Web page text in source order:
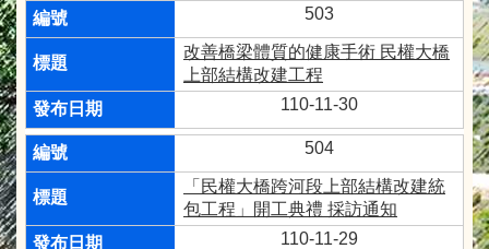
503
改善橋梁體質的健康手術 民權大橋
上部結構改建工程
110-11-30
504
「民權大橋跨河段上部結構改建統
包工程」開工典禮 採訪通知
110-11-29